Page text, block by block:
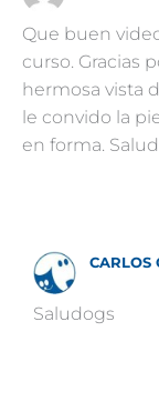
Que buen
curso. Gracias
hermosa vista
le convido la
en forma.
CARLOS
Saludogs